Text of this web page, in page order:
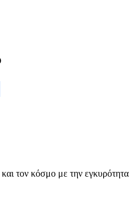
τον κόσμο με την εγκυρότητα